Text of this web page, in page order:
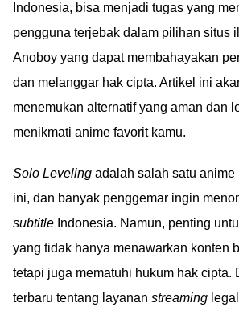
Indonesia, bisa menjadi tugas yang
pengguna terjebak dalam pilihan situs
Anoboy yang dapat membahayakan
dan melanggar hak cipta. Artikel ini
menemukan alternatif yang aman dan
menikmati anime favorit kamu.
Solo Leveling adalah salah satu
ini, dan banyak penggemar ingin
subtitle Indonesia. Namun, penting
yang tidak hanya menawarkan konten
tetapi juga mematuhi hukum hak cipta.
terbaru tentang layanan streaming